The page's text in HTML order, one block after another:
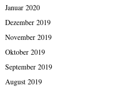
Januar 2020
Dezember 2019
November 2019
Oktober 2019
September 2019
August 2019